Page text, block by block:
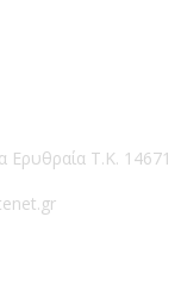
Ερυθραία Τ.Κ. 14671